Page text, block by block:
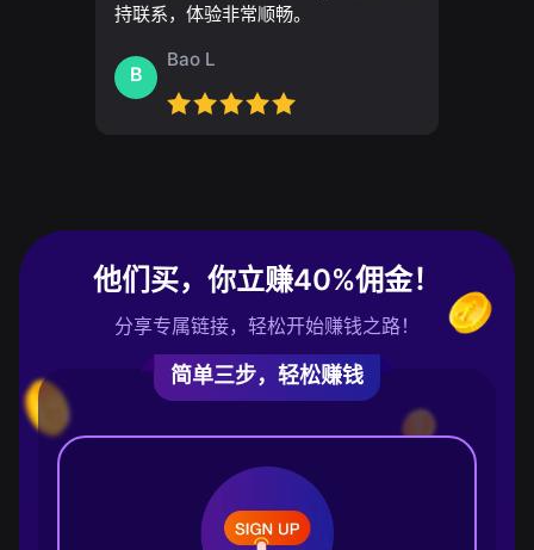
持联系，体验非常顺畅。
B
Bao L
他们买，你立赚40%佣金！
分享专属链接，轻松开始赚钱之路！
简单三步，轻松赚钱